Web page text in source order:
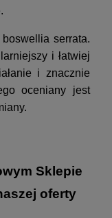
serrata.
i łatwiej
i znacznie
oceniany jest
Sklepie
oferty